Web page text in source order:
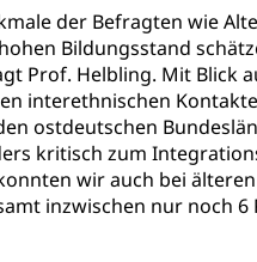
der Befragten wie
Bildungsstand
Prof. Helbling. Mit Blick
interethnischen
ostdeutschen
kritisch zum
wir auch bei
inzwischen nur noch